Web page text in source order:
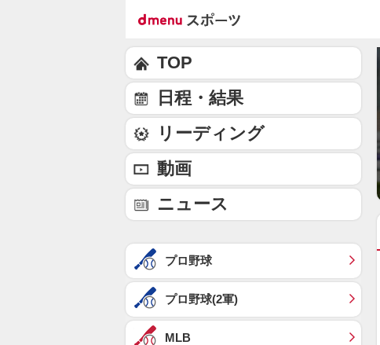
TOP
日程・結果
リーディング
動画
ニュース
プロ野球
プロ野球(2軍)
MLB